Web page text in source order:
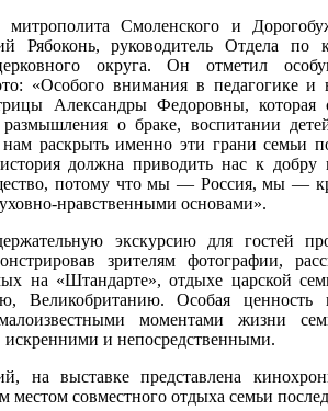
Смоленского и
Рябоконь, руководитель Отдела по
церковного округа. Он отметил
«Особого внимания в педагогике и
Александры Федоровны,
о браке, воспитании
раскрыть именно эти грани семьи
должна приводить нас к добру
потому что мы — Россия, мы —
нравственными основами».
экскурсию для гостей
зрителям фотографии,
на «Штандарте», отдыхе царской
Великобританию. Особая ценность
моментами жизни
искренними и непосредственными.
на выставке представлена
местом совместного отдыха семьи